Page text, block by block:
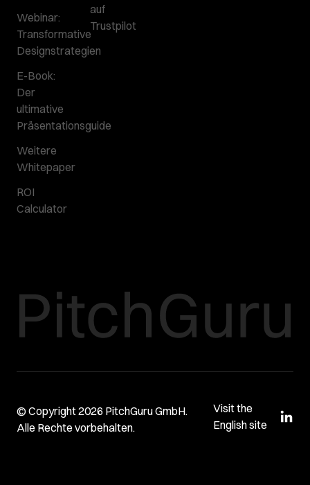
Webinar:
Transformative
Designstrategien
E-Book:
Der
ultimative
Präsentationsguide
Weitere
Whitepaper
ROI
Calculator
auf
Trustpilot
© Copyright 2026 PitchGuru GmbH.
Alle Rechte vorbehalten.
Visit the
English site